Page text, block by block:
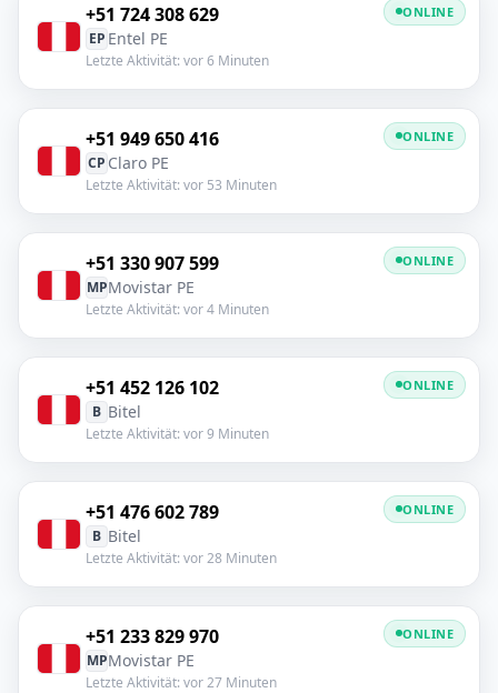
+51 724 308 629
EP Entel PE
Letzte Aktivität: vor 6 Minuten
ONLINE
+51 949 650 416
CP Claro PE
Letzte Aktivität: vor 53 Minuten
ONLINE
+51 330 907 599
MPMovistar PE
Letzte Aktivität: vor 4 Minuten
ONLINE
+51 452 126 102
B Bitel
Letzte Aktivität: vor 9 Minuten
ONLINE
+51 476 602 789
B Bitel
Letzte Aktivität: vor 28 Minuten
ONLINE
+51 233 829 970
MPMovistar PE
Letzte Aktivität: vor 27 Minuten
ONLINE